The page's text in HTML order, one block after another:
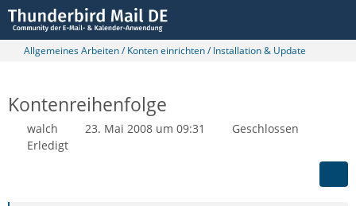
Allgemeines Arbeiten / Konten einrichten / Installation & Update
Kontenreihenfolge
walch 23. Mai 2008 um 09:31
Geschlossen
Erledigt